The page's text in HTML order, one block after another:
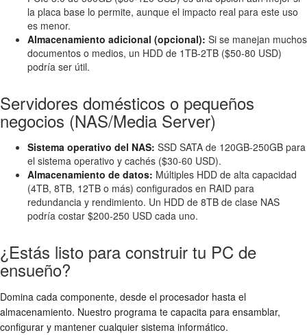
la placa base lo permite, aunque el impacto real para este uso
es menor.
Almacenamiento adicional (opcional): Si se manejan muchos
documentos o medios, un HDD de 1TB-2TB ($50-80 USD)
podría ser útil.
Servidores domésticos o pequeños
negocios (NAS/Media Server)
Sistema operativo del NAS: SSD SATA de 120GB-250GB para
el sistema operativo y cachés ($30-60 USD).
Almacenamiento de datos: Múltiples HDD de alta capacidad
(4TB, 8TB, 12TB o más) configurados en RAID para
redundancia y rendimiento. Un HDD de 8TB de clase NAS
podría costar $200-250 USD cada uno.
¿Estás listo para construir tu PC de
ensueño?
Domina cada componente, desde el procesador hasta el
almacenamiento. Nuestro programa te capacita para ensamblar,
configurar y mantener cualquier sistema informático.